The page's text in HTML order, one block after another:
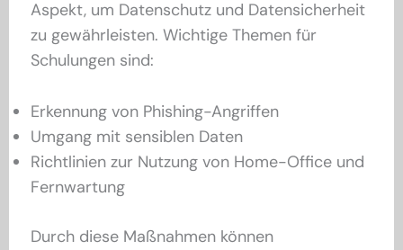
Aspekt, um Datenschutz und Datensicherheit
zu gewährleisten. Wichtige Themen für
Schulungen sind:
Erkennung von Phishing-Angriffen
Umgang mit sensiblen Daten
Richtlinien zur Nutzung von Home-Office und
Fernwartung
Durch diese Maßnahmen können